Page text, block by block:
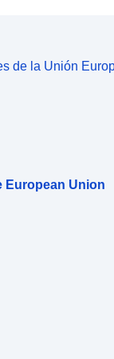
de la Unión
European Union